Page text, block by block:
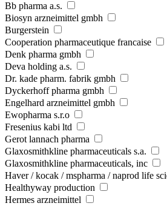
Bb pharma a.s.
Biosyn arzneimittel gmbh
Burgerstein
Cooperation pharmaceutique francaise
Denk pharma gmbh
Deva holding a.s.
Dr. kade pharm. fabrik gmbh
Dyckerhoff pharma gmbh
Engelhard arzneimittel gmbh
Ewopharma s.r.o
Fresenius kabi ltd
Gerot lannach pharma
Glaxosmithkline pharmaceuticals s.a.
Glaxosmithkline pharmaceuticals, inc
Haver / kocak / mspharma / naprod life
Healthyway production
Hermes arzneimittel